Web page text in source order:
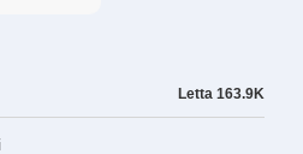
Letta 163.9K